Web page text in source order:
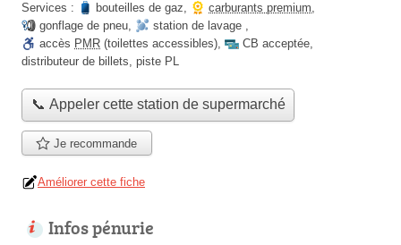
Services :
bouteilles de gaz, carburants premium,
gonflage de pneu, station de lavage ,
accès PMR (toilettes accessibles), CB acceptée,
distributeur de billets, piste PL
📞 Appeler cette station de supermarché
Je recommande
Améliorer cette fiche
Infos pénurie